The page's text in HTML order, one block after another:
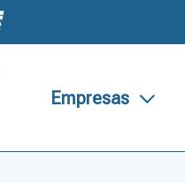
Empresas